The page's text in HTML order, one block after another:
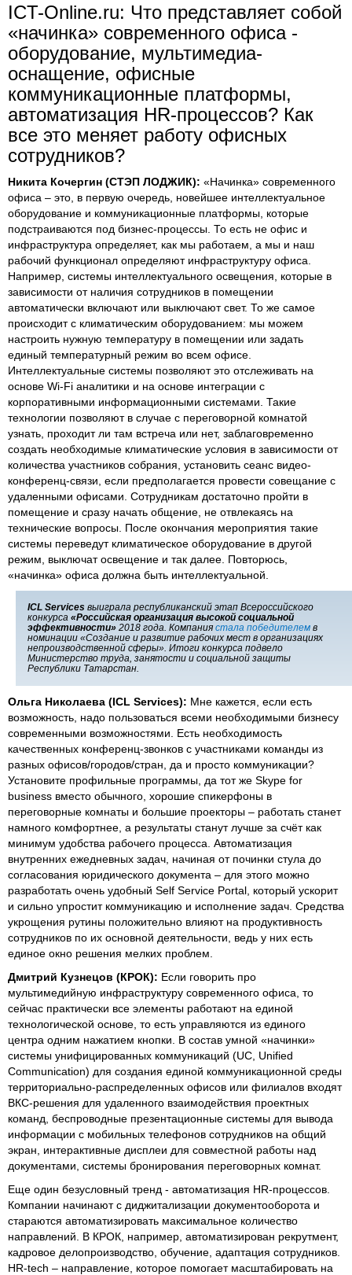
ICT-Online.ru: Что представляет собой
«начинка» современного офиса -
оборудование, мультимедиа-
оснащение, офисные
коммуникационные платформы,
автоматизация HR-процессов? Как
все это меняет работу офисных
сотрудников?
Никита Кочергин (СТЭП ЛОДЖИК): «Начинка» современного
офиса – это, в первую очередь, новейшее интеллектуальное
оборудование и коммуникационные платформы, которые
подстраиваются под бизнес-процессы. То есть не офис и
инфраструктура определяет, как мы работаем, а мы и наш
рабочий функционал определяют инфраструктуру офиса.
Например, системы интеллектуального освещения, которые в
зависимости от наличия сотрудников в помещении
автоматически включают или выключают свет. То же самое
происходит с климатическим оборудованием: мы можем
настроить нужную температуру в помещении или задать
единый температурный режим во всем офисе.
Интеллектуальные системы позволяют это отслеживать на
основе Wi-Fi аналитики и на основе интеграции с
корпоративными информационными системами. Такие
технологии позволяют в случае с переговорной комнатой
узнать, проходит ли там встреча или нет, заблаговременно
создать необходимые климатические условия в зависимости от
количества участников собрания, установить сеанс видео-
конференц-связи, если предполагается провести совещание с
удаленными офисами. Сотрудникам достаточно пройти в
помещение и сразу начать общение, не отвлекаясь на
технические вопросы. После окончания мероприятия такие
системы переведут климатическое оборудование в другой
режим, выключат освещение и так далее. Повторюсь,
«начинка» офиса должна быть интеллектуальной.
ICL Services выиграла республиканский этап Всероссийского
конкурса «Российская организация высокой социальной
эффективности» 2018 года. Компания стала победителем в
номинации «Создание и развитие рабочих мест в организациях
непроизводственной сферы». Итоги конкурса подвело
Министерство труда, занятости и социальной защиты
Республики Татарстан.
Ольга Николаева (ICL Services): Мне кажется, если есть
возможность, надо пользоваться всеми необходимыми бизнесу
современными возможностями. Есть необходимость
качественных конференц-звонков с участниками команды из
разных офисов/городов/стран, да и просто коммуникации?
Установите профильные программы, да тот же Skype for
business вместо обычного, хорошие спикерфоны в
переговорные комнаты и большие проекторы – работать станет
намного комфортнее, а результаты станут лучше за счёт как
минимум удобства рабочего процесса. Автоматизация
внутренних ежедневных задач, начиная от починки стула до
согласования юридического документа – для этого можно
разработать очень удобный Self Service Portal, который ускорит
и сильно упростит коммуникацию и исполнение задач. Средства
укрощения рутины положительно влияют на продуктивность
сотрудников по их основной деятельности, ведь у них есть
единое окно решения мелких проблем.
Дмитрий Кузнецов (КРОК): Если говорить про
мультимедийную инфраструктуру современного офиса, то
сейчас практически все элементы работают на единой
технологической основе, то есть управляются из единого
центра одним нажатием кнопки. В состав умной «начинки»
системы унифицированных коммуникаций (UC, Unified
Сommunication) для создания единой коммуникационной среды
территориально-распределенных офисов или филиалов входят
ВКС-решения для удаленного взаимодействия проектных
команд, беспроводные презентационные системы для вывода
информации с мобильных телефонов сотрудников на общий
экран, интерактивные дисплеи для совместной работы над
документами, системы бронирования переговорных комнат.
Еще один безусловный тренд - автоматизация HR-процессов.
Компании начинают с диджитализации документооборота и
стараются автоматизировать максимальное количество
направлений. В КРОК, например, автоматизирован рекрутмент,
кадровое делопроизводство, обучение, адаптация сотрудников.
HR-tech – направление, которое помогает масштабировать на